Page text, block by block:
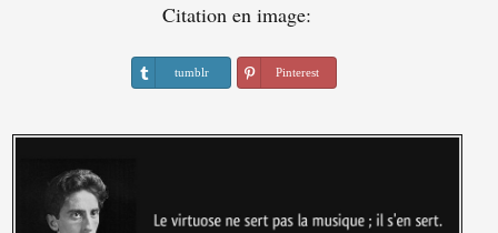
Citation en image:
tumblr Pinterest